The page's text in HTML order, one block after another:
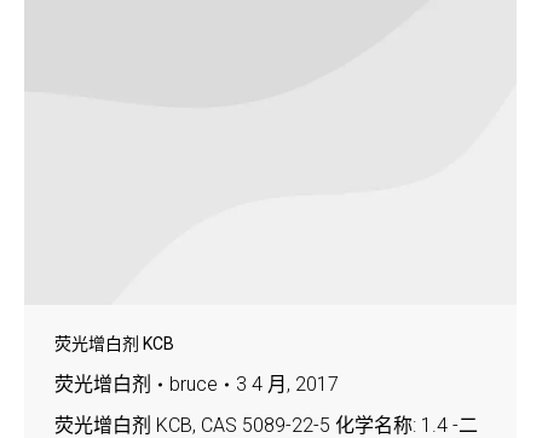
荧光增白剂 KCB
荧光增白剂 bruce
3 4 月, 2017
荧光增白剂 KCB, CAS 5089-22-5 化学名称: 1.4 -二